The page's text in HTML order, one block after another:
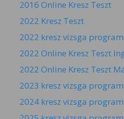
2016 Online Kresz Teszt
2022 Kresz Teszt
2022 kresz vizsga program
2022 Online Kresz Teszt
2022 Online Kresz Teszt
2023 kresz vizsga program
2024 kresz vizsga program